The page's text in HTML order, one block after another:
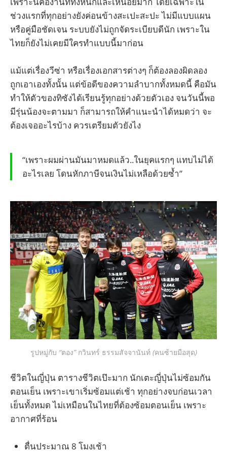
ช่วงแรกที่ทุกอย่างยังค่อนข้างสะเปะสะปะ ไม่มีแบบแผน
หรือคู่มือชัดเจน ระบบยังไม่ถูกจัดระเบียบดีนัก เพราะใน
ไทยก็ยังไม่เคยมีใครทำแบบนี้มาก่อน
แม้แต่เรื่องวีซ่า หรือเรื่องเอกสารต่างๆ ก็ต้องลองผิดลอง
ถูกเอาเองทั้งนั้น แต่ข้อดีของความลำบากทั้งหมดนี้ คือมัน
ทำให้ตัวของทิซังได้เรียนรู้ทุกอย่างด้วยตัวเอง จนวันนี้พอ
มีรุ่นน้องจะตามมา ก็สามารถให้คำแนะนำได้หมดว่า จะ
ต้องเจออะไรบ้าง ควรเตรียมตัวยังไง
“เพราะผมผ่านมันมาหมดแล้ว..ในยุคแรกๆ แทบไม่ได้
อะไรเลย โดนหักภาษีจนเงินไม่เหลือด้วยซ้ำ”
รูปหมู่กับ “ตอง” กวินทร์ ธรรมสัจจานันท์ (คนซ้ายมือสุด)
ชีวิตในญี่ปุ่น ตารางชีวิตเป๊ะมาก นักเตะญี่ปุ่นไม่ซ้อมกัน
ตอนเย็น เพราะเขาเริ่มซ้อมแต่เช้า ทุกอย่างจบก่อนเวลา
เย็นทั้งหมด ไม่เหมือนในไทยที่ต้องซ้อมตอนเย็น เพราะ
อากาศที่ร้อน
ตื่นประมาณ 8 โมงเช้า